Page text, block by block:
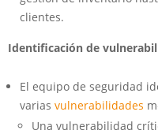
clientes.
Identificación de
El equipo de seguridad
varias vulnerabilidades
Una vulnerabilidad